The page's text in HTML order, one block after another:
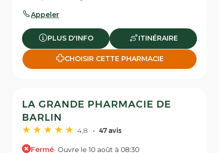
Appeler
PLUS D'INFO ITINÉRAIRE
CHOISIR CETTE PHARMACIE
LA GRANDE PHARMACIE DE
BARLIN
4,8 47 avis
Fermé· Ouvre le 10 août à 08:30